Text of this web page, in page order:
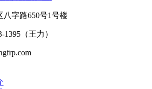
字路650号1号楼
（王力）